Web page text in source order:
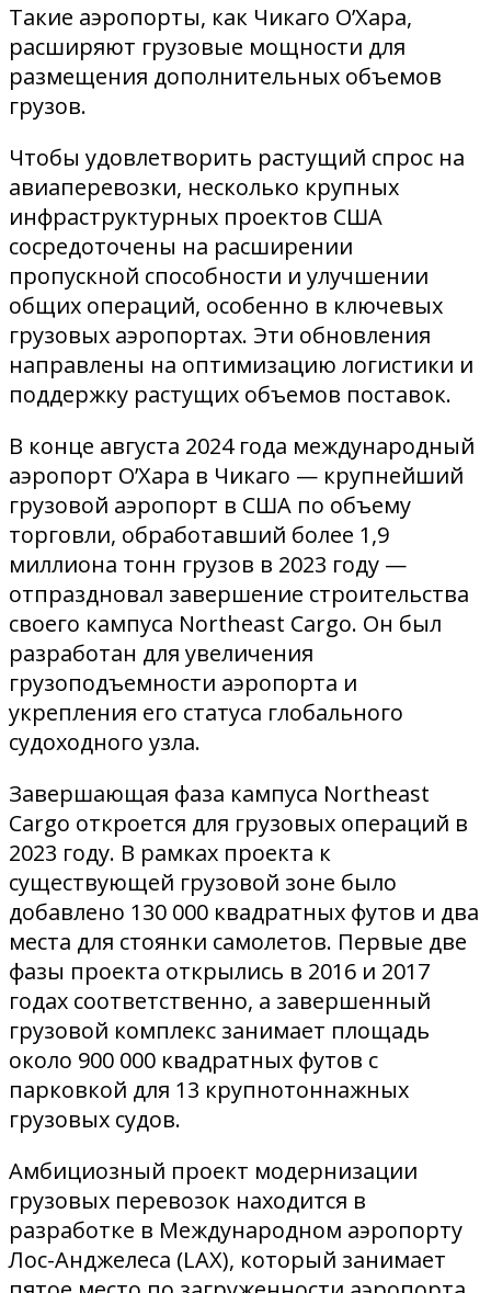
Такие аэропорты, как Чикаго О’Хара,
расширяют грузовые мощности для
размещения дополнительных объемов
грузов.
Чтобы удовлетворить растущий спрос на
авиаперевозки, несколько крупных
инфраструктурных проектов США
сосредоточены на расширении
пропускной способности и улучшении
общих операций, особенно в ключевых
грузовых аэропортах. Эти обновления
направлены на оптимизацию логистики и
поддержку растущих объемов поставок.
В конце августа 2024 года международный
аэропорт О’Хара в Чикаго — крупнейший
грузовой аэропорт в США по объему
торговли, обработавший более 1,9
миллиона тонн грузов в 2023 году —
отпраздновал завершение строительства
своего кампуса Northeast Cargo. Он был
разработан для увеличения
грузоподъемности аэропорта и
укрепления его статуса глобального
судоходного узла.
Завершающая фаза кампуса Northeast
Cargo откроется для грузовых операций в
2023 году. В рамках проекта к
существующей грузовой зоне было
добавлено 130 000 квадратных футов и два
места для стоянки самолетов. Первые две
фазы проекта открылись в 2016 и 2017
годах соответственно, а завершенный
грузовой комплекс занимает площадь
около 900 000 квадратных футов с
парковкой для 13 крупнотоннажных
грузовых судов.
Амбициозный проект модернизации
грузовых перевозок находится в
разработке в Международном аэропорту
Лос-Анджелеса (LAX), который занимает